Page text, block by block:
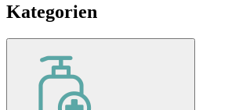
Kategorien